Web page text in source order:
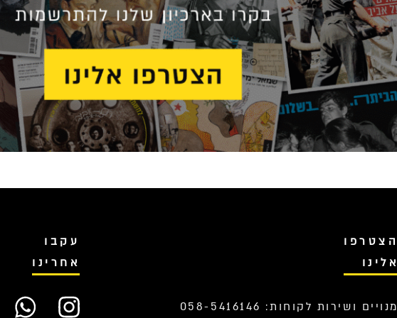
הצטרפו
אלינו
מנויים ושירות לקוחות: 058-5416146
עקבו
אחרינו